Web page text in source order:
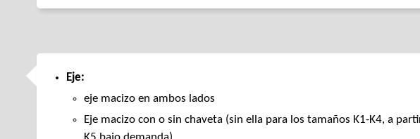
Eje:
eje macizo en ambos lados
Eje macizo con o sin chaveta (sin ella para los tamaños K1-K4, a